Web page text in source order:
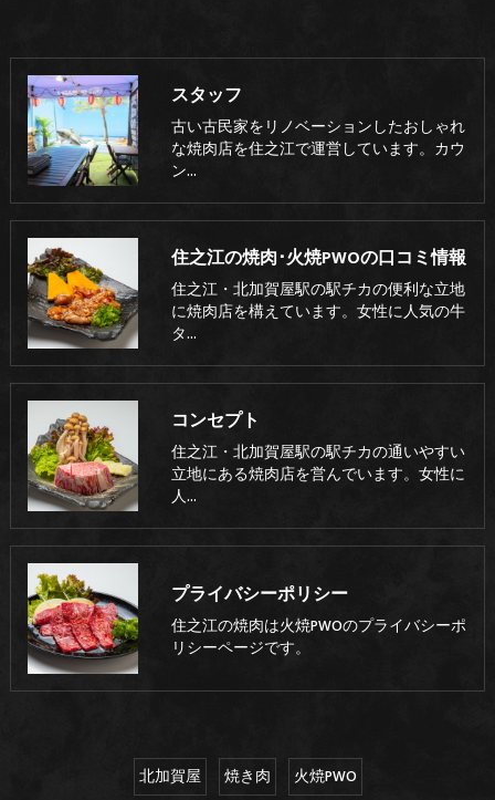
スタッフ
古い古民家をリノベーションしたおしゃれ
な焼肉店を住之江で運営しています。カウ
ン…
住之江の焼肉･火焼PWOの口コミ情報
住之江・北加賀屋駅の駅チカの便利な立地
に焼肉店を構えています。女性に人気の牛
タ…
コンセプト
住之江・北加賀屋駅の駅チカの通いやすい
立地にある焼肉店を営んでいます。女性に
人…
プライバシーポリシー
住之江の焼肉は火焼PWOのプライバシーポ
リシーページです。
北加賀屋 焼き肉 火焼PWO